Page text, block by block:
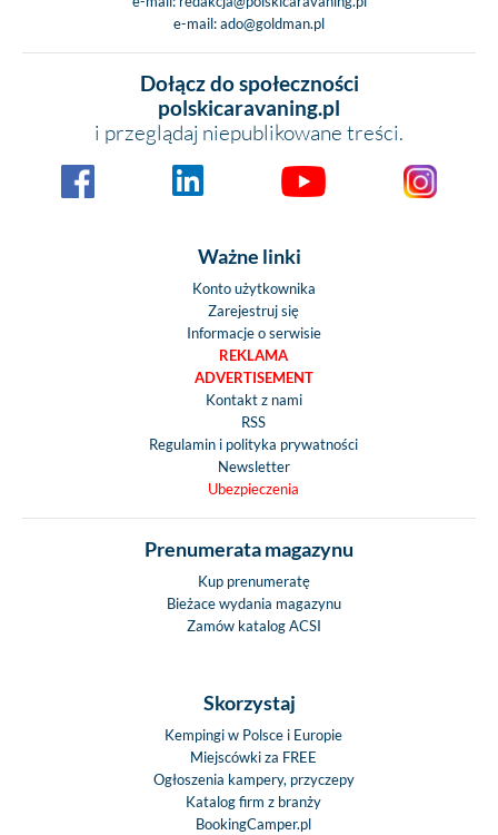
e-mail:ado@goldman.pl
Dołącz do społeczności
polskicaravaning.pl
i przeglądaj niepublikowane treści.
Ważne linki
Konto użytkownika
Zarejestruj się
Informacje o serwisie
REKLAMA
ADVERTISEMENT
Kontakt z nami
RSS
Regulamin i polityka prywatności
Newsletter
Ubezpieczenia
Prenumerata magazynu
Kup prenumeratę
Bieżace wydania magazynu
Zamów katalog ACSI
Skorzystaj
Kempingi w Polsce i Europie
Miejscówki za FREE
Ogłoszenia kampery, przyczepy
Katalog firm z branży
BookingCamper.pl